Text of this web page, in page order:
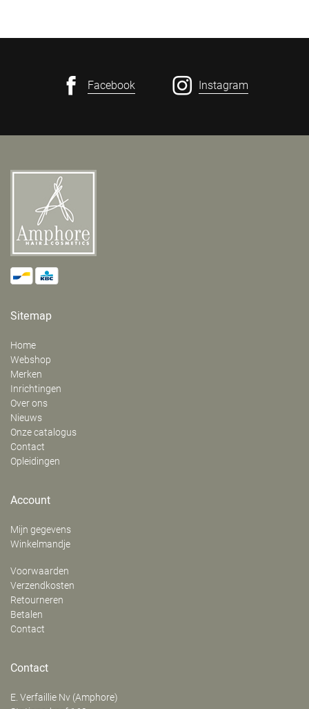
Facebook Instagram
Sitemap
Home
Webshop
Merken
Inrichtingen
Over ons
Nieuws
Onze catalogus
Contact
Opleidingen
Account
Mijn gegevens
Winkelmandje
Voorwaarden
Verzendkosten
Retourneren
Betalen
Contact
Contact
E. Verfaillie Nv (Amphore)